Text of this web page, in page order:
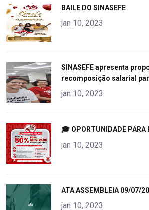
alt="product">
BAILE DO SINASEFE
jan 10, 2023
alt="product">
SINASEFE apresenta
recomposição salarial
jan 10, 2023
alt="product">
🎓 OPORTUNIDADE PARA
jan 10, 2023
alt="product">
ATA ASSEMBLEIA 09/07/
jan 10, 2023